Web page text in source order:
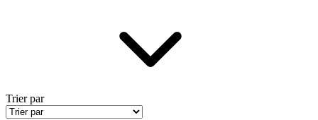
Trier par